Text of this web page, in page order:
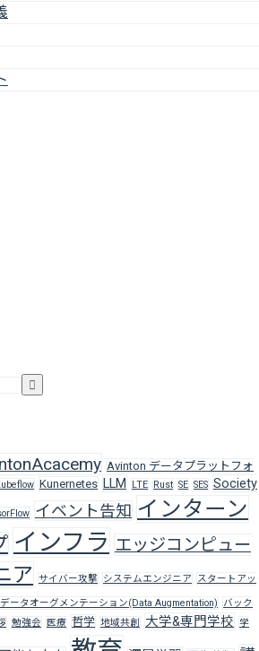
Avinton データプラットフォ
Kunernetes LLM LTE Rust SE SES Society
イベント告知 インターン
インフラ エッジコンピュー
ア サイバー攻撃 システムエンジニア スタートアッ
データオーグメンテーション(Data Augmentation)
バック
勉強会 医療 哲学 地域共創 大学&専門学校 学